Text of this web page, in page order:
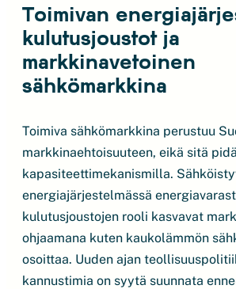
Toimivan
kulutusjoustot ja
markkinavetoinen
sähkömarkkina
Toimiva sähkömarkkina perustuu
markkinaehtoisuuteen, eikä sitä
kapasiteettimekanismilla.
energiajärjestelmässä
kulutusjoustojen rooli kasvavat
ohjaamana kuten kaukolämmön
osoittaa. Uuden ajan
kannustimia on syytä suunnata